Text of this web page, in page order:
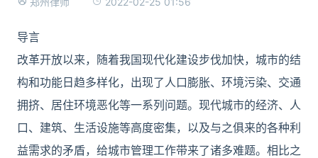
导言
改革开放以来，随着我国现代化建设步伐加快，城市的结
构和功能日趋多样化，出现了人口膨胀、环境污染、交通
拥挤、居住环境恶化等一系列问题。现代城市的经济、人
口、建筑、生活设施等高度密集，以及与之俱来的各种利
益需求的矛盾，给城市管理工作带来了诸多难题。相比之